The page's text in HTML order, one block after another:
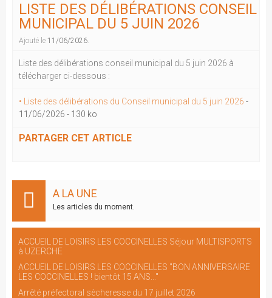
LISTE DES DÉLIBÉRATIONS CONSEIL
MUNICIPAL DU 5 JUIN 2026
Ajouté le 11/06/2026.
Liste des délibérations conseil municipal du 5 juin 2026 à
télécharger ci-dessous :
• Liste des délibérations du Conseil municipal du 5 juin 2026 -
11/06/2026 - 130 ko
PARTAGER CET ARTICLE
A LA UNE
Les articles du moment.
ACCUEIL DE LOISIRS LES COCCINELLES Séjour MULTISPORTS
à UZERCHE
ACCUEIL DE LOISIRS LES COCCINELLES "BON ANNIVERSAIRE
LES COCCINELLES ! bientôt 15 ANS..."
Arrêté préfectoral sècheresse du 17 juillet 2026